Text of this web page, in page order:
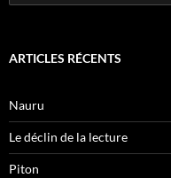
ARTICLES RÉCENTS
Nauru
Le déclin de la lecture
Piton